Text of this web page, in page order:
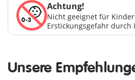
Achtung!
Nicht geeignet für
Erstickungsgefahr durch
Unsere